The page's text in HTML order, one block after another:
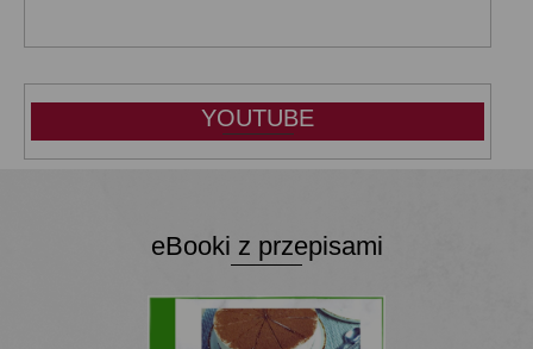
YOUTUBE
eBooki z przepisami